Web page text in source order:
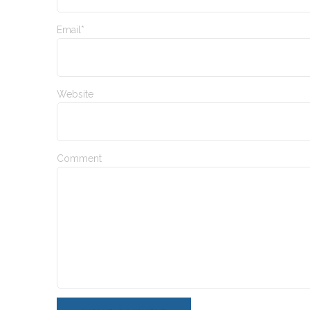
Email*
Website
Comment